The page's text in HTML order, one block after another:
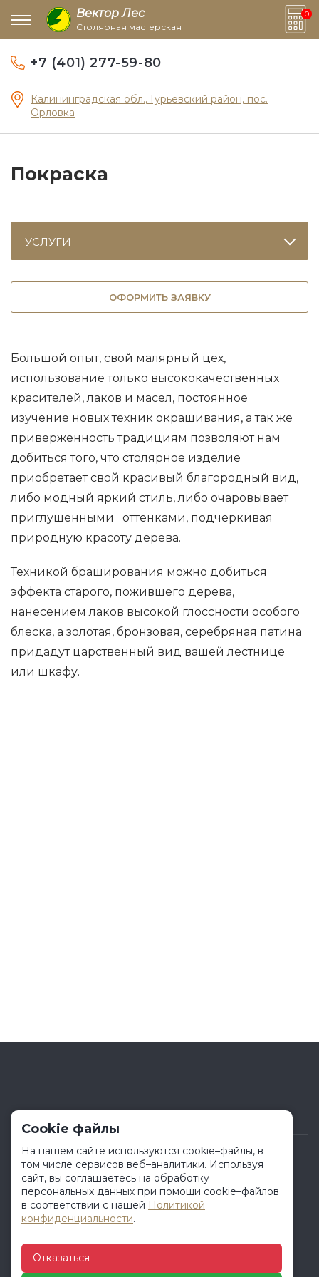
+7 (401) 277-59-80
Калининградская обл., Гурьевский район, пос.
Орловка
Вектор Лес
Столярная мастерская
0
Покраска
УСЛУГИ
ОФОРМИТЬ ЗАЯВКУ
Большой опыт, свой малярный цех,
использование только высококачественных
красителей, лаков и масел, постоянное
изучение новых техник окрашивания, а так же
приверженность традициям позволяют нам
добиться того, что столярное изделие
приобретает свой красивый благородный вид,
либо модный яркий стиль, либо очаровывает
приглушенными оттенками, подчеркивая
природную красоту дерева.
Техникой браширования можно добиться
эффекта старого, пожившего дерева,
нанесением лаков высокой глоссности особого
блеска, а золотая, бронзовая, серебряная патина
придадут царственный вид вашей лестнице
или шкафу.
МЕНЮ
Продукция
О компании
Услуги
Клиенту
Cookie файлы
На нашем сайте используются cookie–файлы, в
том числе сервисов веб–аналитики. Используя
сайт, вы соглашаетесь на обработку
персональных данных при помощи cookie–файлов
в соответствии с нашей Политикой
конфиденциальности.
Отказаться